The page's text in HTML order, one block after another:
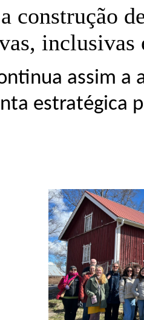
construção
inclusivas
assim
estratégica